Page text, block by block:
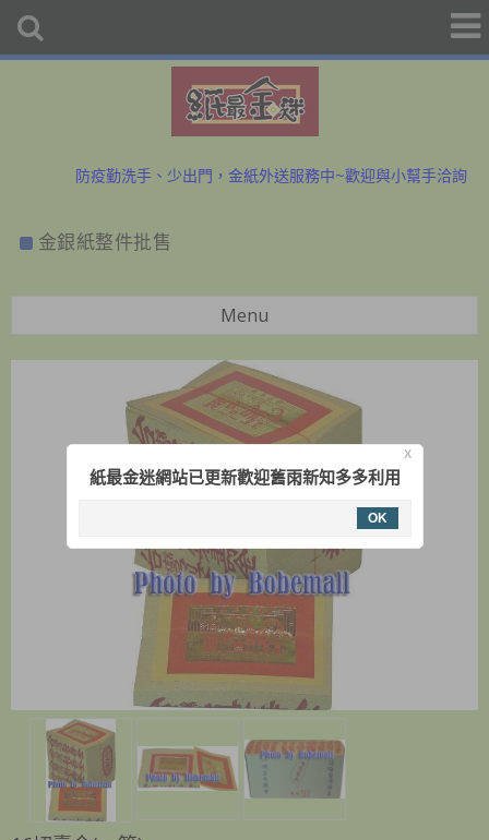
初二、十六拜拜金紙香燭外送、宅配服務歡迎預購洽詢
防疫勤洗手、少出門，金紙外送服務中~歡迎與小幫手洽詢
防疫勤洗手、少出門，金紙外送服務中~歡迎與小幫手洽詢
金銀紙整件批售
Menu
X
紙最金迷網站已更新歡迎舊雨新知多多利用
OK